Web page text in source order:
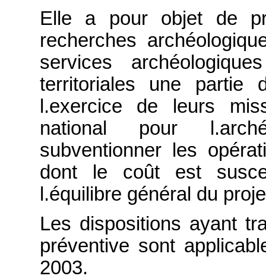
Elle a pour objet de
recherches
services
territoriales une partie
l.exercice de leurs
national pour
subventionner les
dont le coût est
l.équilibre général du
Les dispositions ayant
préventive sont
2003.